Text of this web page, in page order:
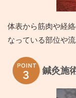
体表から筋肉や経
なっている部位や
鍼灸施